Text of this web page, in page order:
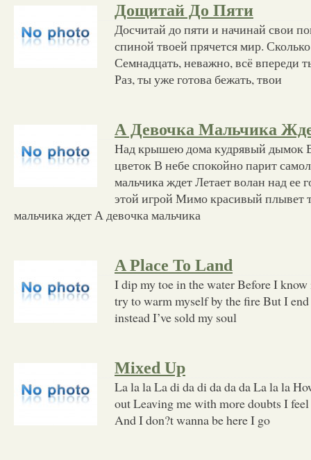
Дощитай До Пяти
Досчитай до пяти и начинай свои
спиной твоей прячется мир.
Семнадцать, неважно, всё впереди
Раз, ты уже готова бежать, твои
А Девочка Мальчика
Над крышею дома кудрявый дымок В
цветок В небе спокойно парит
мальчика ждет Летает волан над ее
этой игрой Мимо красивый плывет
мальчика ждет А девочка мальчика
A Place To Land
I dip my toe in the water Before I
try to warm myself by the fire But I
instead I’ve sold my soul
Mixed Up
La la la La di da di da da da La la la
out Leaving me with more doubts I
And I don?t wanna be here I go